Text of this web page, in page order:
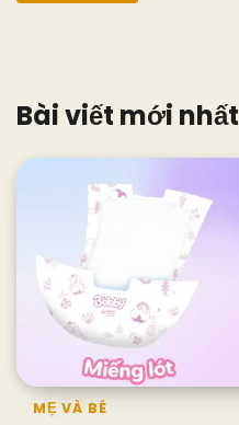
Bài viết mới nhất
MẸ VÀ BÉ